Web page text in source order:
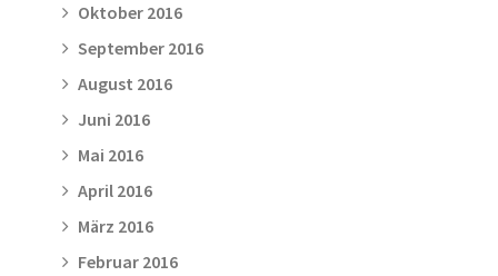
Oktober 2016
September 2016
August 2016
Juni 2016
Mai 2016
April 2016
März 2016
Februar 2016